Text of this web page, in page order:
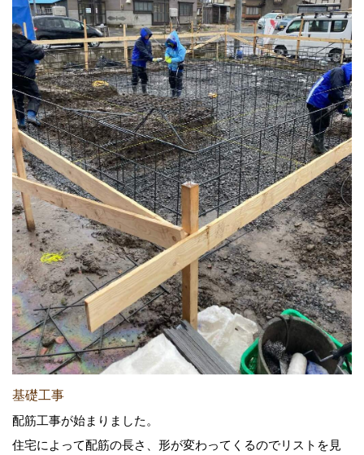
基礎工事
配筋工事が始まりました。
住宅によって配筋の長さ、形が変わってくるのでリストを見